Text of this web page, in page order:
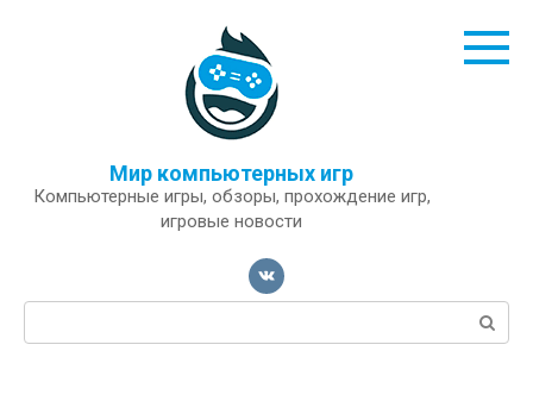
Мир компьютерных игр
Компьютерные игры, обзоры, прохождение игр,
игровые новости
Поиск: